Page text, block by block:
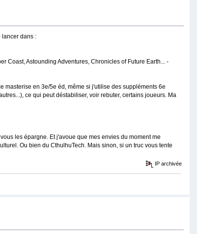
lancer dans :
Coast, Astounding Adventures, Chronicles of Future Earth... -
masterise en 3e/5e éd, même si j'utilise des suppléments 6e
ce qui peut déstabiliser, voir rebuter, certains joueurs. Ma
les épargne. Et j'avoue que mes envies du moment me
Ou bien du CthulhuTech. Mais sinon, si un truc vous tente
IP archivée